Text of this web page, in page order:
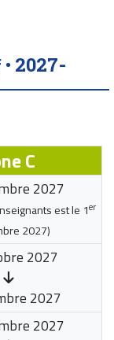
2027-
C
2027
est le 1er
2027)
2027
2027
2027